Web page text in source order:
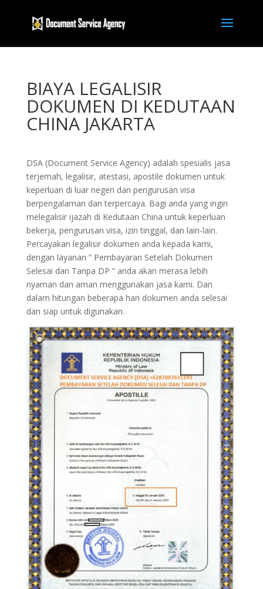
BIAYA LEGALISIR
DOKUMEN DI KEDUTAAN
CHINA JAKARTA
DSA (Document Service Agency) adalah spesialis jasa
terjemah, legalisir, atestasi, apostile dokumen untuk
keperluan di luar negeri dan pengurusan visa
berpengalaman dan terpercaya. Bagi anda yang ingin
melegalisir ijazah di Kedutaan China untuk keperluan
bekerja, pengurusan visa, izin tinggal, dan lain-lain.
Percayakan legalisir dokumen anda kepada kami,
dengan layanan ” Pembayaran Setelah Dokumen
Selesai dan Tanpa DP ” anda akan merasa lebih
nyaman dan aman menggunakan jasa kami. Dan
dalam hitungan beberapa hari dokumen anda selesai
dan siap untuk digunakan.